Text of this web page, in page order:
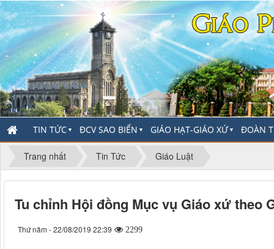
TIN TỨC ▼ ĐCV SAO BIỂN ▼ GIÁO HẠT-GIÁO XỨ▼ ĐOÀN
Trang nhất Tin Tức Giáo Luật
Tu chỉnh Hội đồng Mục vụ Giáo xứ theo
Thứ năm - 22/08/2019 22:39 2299